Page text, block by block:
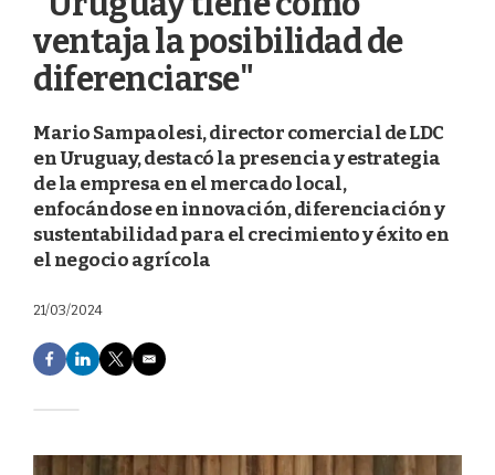
ventaja la posibilidad de
diferenciarse"
Mario Sampaolesi, director comercial de LDC
en Uruguay, destacó la presencia y estrategia
de la empresa en el mercado local,
enfocándose en innovación, diferenciación y
sustentabilidad para el crecimiento y éxito en
el negocio agrícola
21/03/2024
F
a
e
o
L
i
d
T
w
e
E
m